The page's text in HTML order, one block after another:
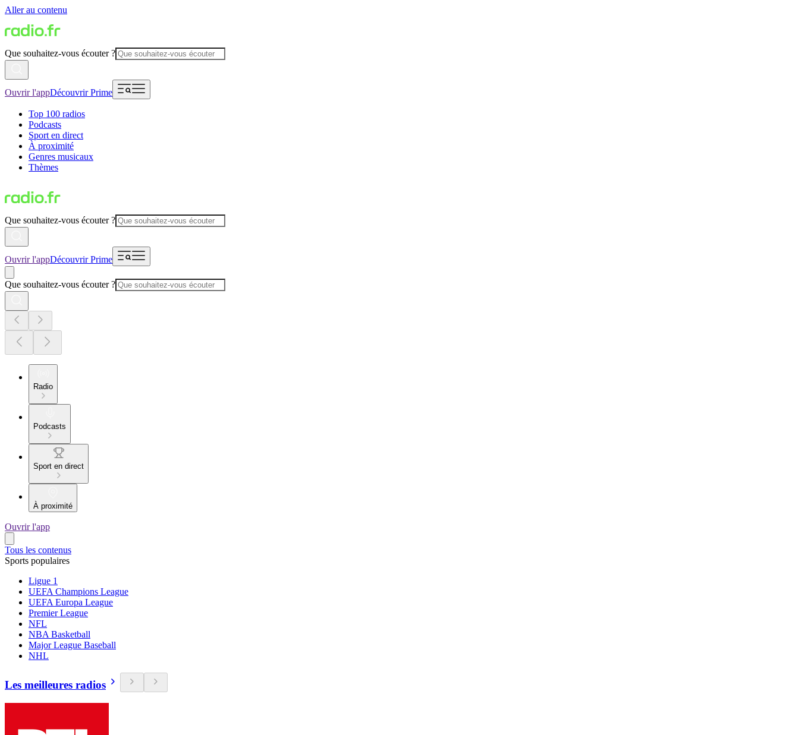
Aller au contenu
Que souhaitez-vous écouter ?
Ouvrir l'appDécouvrir Prime
Top 100 radios
Podcasts
Sport en direct
À proximité
Genres musicaux
Thèmes
Que souhaitez-vous écouter ?
Ouvrir l'appDécouvrir Prime
Que souhaitez-vous écouter ?
Radio
Podcasts
Sport en direct
À proximité
Ouvrir l'app
Tous les contenus
Sports populaires
Ligue 1
UEFA Champions League
UEFA Europa League
Premier League
NFL
NBA Basketball
Major League Baseball
NHL
Les meilleures radios